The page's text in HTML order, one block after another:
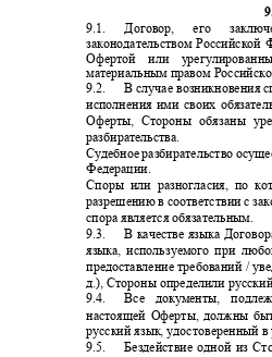
9.1. Договор, его
законодательством Российской
Офертой
или у
материальным правом
9.2. В случае возникновения
исполнения ими своих
Оферты,
Стороны обязаны
уре
разбирательства.
Судебное разбирательство ос
Федерации.
Споры или разногласия, по
разрешению в соответствии с
спора является обязательным.
9.3. В качестве языка
языка, используемого при
предоставление требований /
д.), Стороны определили
9.4. Все документы,
настоящей Оферты, должны
русский язык, удостоверенный
9.5. Бездействие одной из